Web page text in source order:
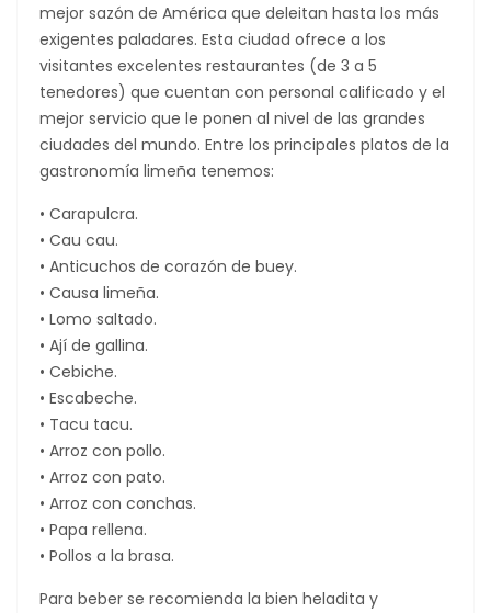
mejor sazón de América que deleitan hasta los más
exigentes paladares. Esta ciudad ofrece a los
visitantes excelentes restaurantes (de 3 a 5
tenedores) que cuentan con personal calificado y el
mejor servicio que le ponen al nivel de las grandes
ciudades del mundo. Entre los principales platos de la
gastronomía limeña tenemos:
• Carapulcra.
• Cau cau.
• Anticuchos de corazón de buey.
• Causa limeña.
• Lomo saltado.
• Ají de gallina.
• Cebiche.
• Escabeche.
• Tacu tacu.
• Arroz con pollo.
• Arroz con pato.
• Arroz con conchas.
• Papa rellena.
• Pollos a la brasa.
Para beber se recomienda la bien heladita y